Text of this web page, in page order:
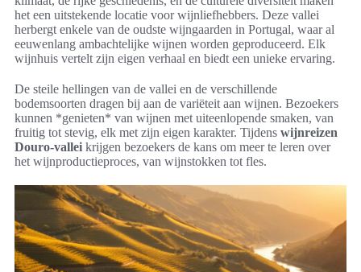
het een uitstekende locatie voor wijnliefhebbers. Deze vallei
herbergt enkele van de oudste wijngaarden in Portugal, waar al
eeuwenlang ambachtelijke wijnen worden geproduceerd. Elk
wijnhuis vertelt zijn eigen verhaal en biedt een unieke ervaring.
De steile hellingen van de vallei en de verschillende
bodemsoorten dragen bij aan de variëteit aan wijnen. Bezoekers
kunnen *genieten* van wijnen met uiteenlopende smaken, van
fruitig tot stevig, elk met zijn eigen karakter. Tijdens wijnreizen
Douro-vallei krijgen bezoekers de kans om meer te leren over
het wijnproductieproces, van wijnstokken tot fles.